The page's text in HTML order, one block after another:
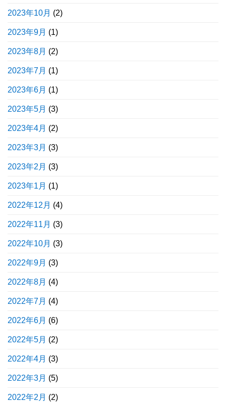
2023年10月 (2)
2023年9月 (1)
2023年8月 (2)
2023年7月 (1)
2023年6月 (1)
2023年5月 (3)
2023年4月 (2)
2023年3月 (3)
2023年2月 (3)
2023年1月 (1)
2022年12月 (4)
2022年11月 (3)
2022年10月 (3)
2022年9月 (3)
2022年8月 (4)
2022年7月 (4)
2022年6月 (6)
2022年5月 (2)
2022年4月 (3)
2022年3月 (5)
2022年2月 (2)